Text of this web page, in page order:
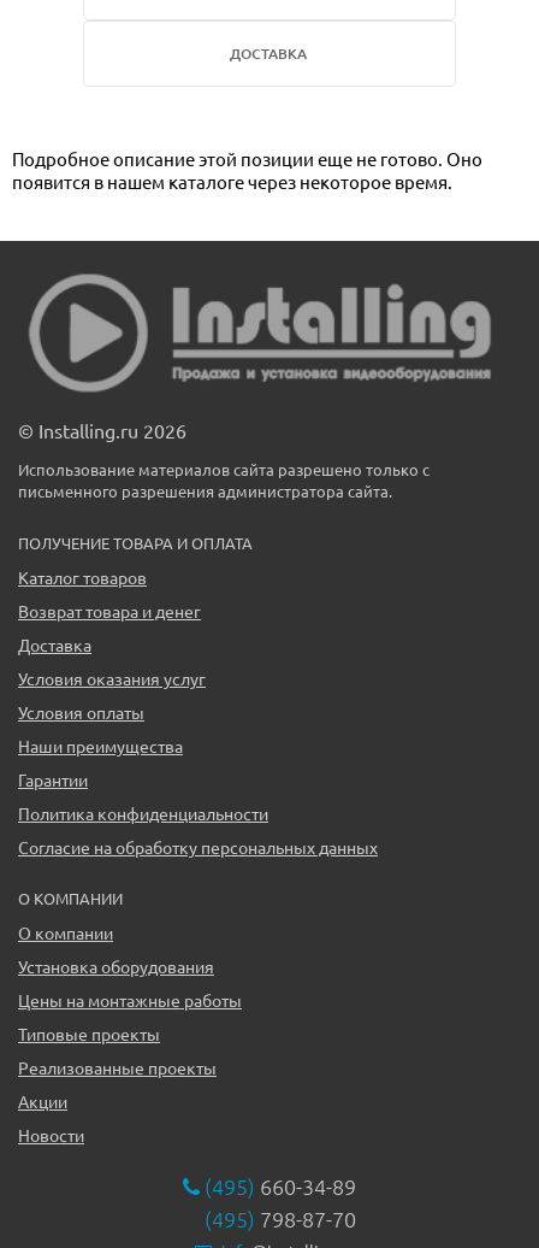
ДОСТАВКА
Подробное описание этой позиции еще не готово. Оно
появится в нашем каталоге через некоторое время.
© Installing.ru 2026
Использование материалов сайта разрешено только с
письменного разрешения администратора сайта.
ПОЛУЧЕНИЕ ТОВАРА И ОПЛАТА
Каталог товаров
Возврат товара и денег
Доставка
Условия оказания услуг
Условия оплаты
Наши преимущества
Гарантии
Политика конфиденциальности
Согласие на обработку персональных данных
О КОМПАНИИ
О компании
Установка оборудования
Цены на монтажные работы
Типовые проекты
Реализованные проекты
Акции
Новости
(495) 660-34-89
(495) 798-87-70